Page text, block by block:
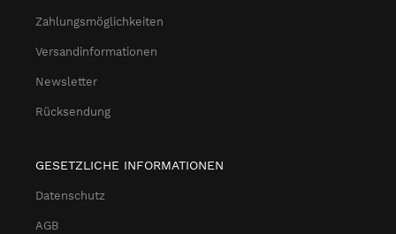
Zahlungsmöglichkeiten
Versandinformationen
Newsletter
Rücksendung
GESETZLICHE INFORMATIONEN
Datenschutz
AGB